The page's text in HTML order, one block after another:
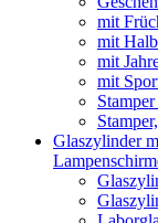
mit
mit
mit
mit
Glaszylinder